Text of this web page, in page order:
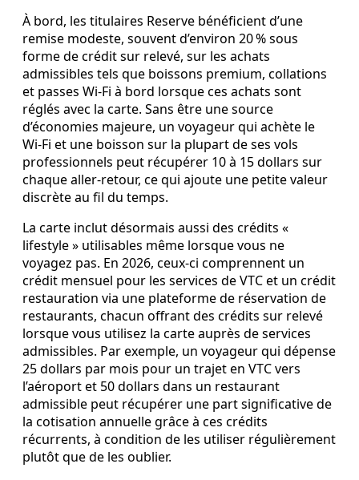
À bord, les titulaires Reserve bénéficient d’une
remise modeste, souvent d’environ 20 % sous
forme de crédit sur relevé, sur les achats
admissibles tels que boissons premium, collations
et passes Wi‑Fi à bord lorsque ces achats sont
réglés avec la carte. Sans être une source
d’économies majeure, un voyageur qui achète le
Wi‑Fi et une boisson sur la plupart de ses vols
professionnels peut récupérer 10 à 15 dollars sur
chaque aller‑retour, ce qui ajoute une petite valeur
discrète au fil du temps.
La carte inclut désormais aussi des crédits «
lifestyle » utilisables même lorsque vous ne
voyagez pas. En 2026, ceux‑ci comprennent un
crédit mensuel pour les services de VTC et un crédit
restauration via une plateforme de réservation de
restaurants, chacun offrant des crédits sur relevé
lorsque vous utilisez la carte auprès de services
admissibles. Par exemple, un voyageur qui dépense
25 dollars par mois pour un trajet en VTC vers
l’aéroport et 50 dollars dans un restaurant
admissible peut récupérer une part significative de
la cotisation annuelle grâce à ces crédits
récurrents, à condition de les utiliser régulièrement
plutôt que de les oublier.